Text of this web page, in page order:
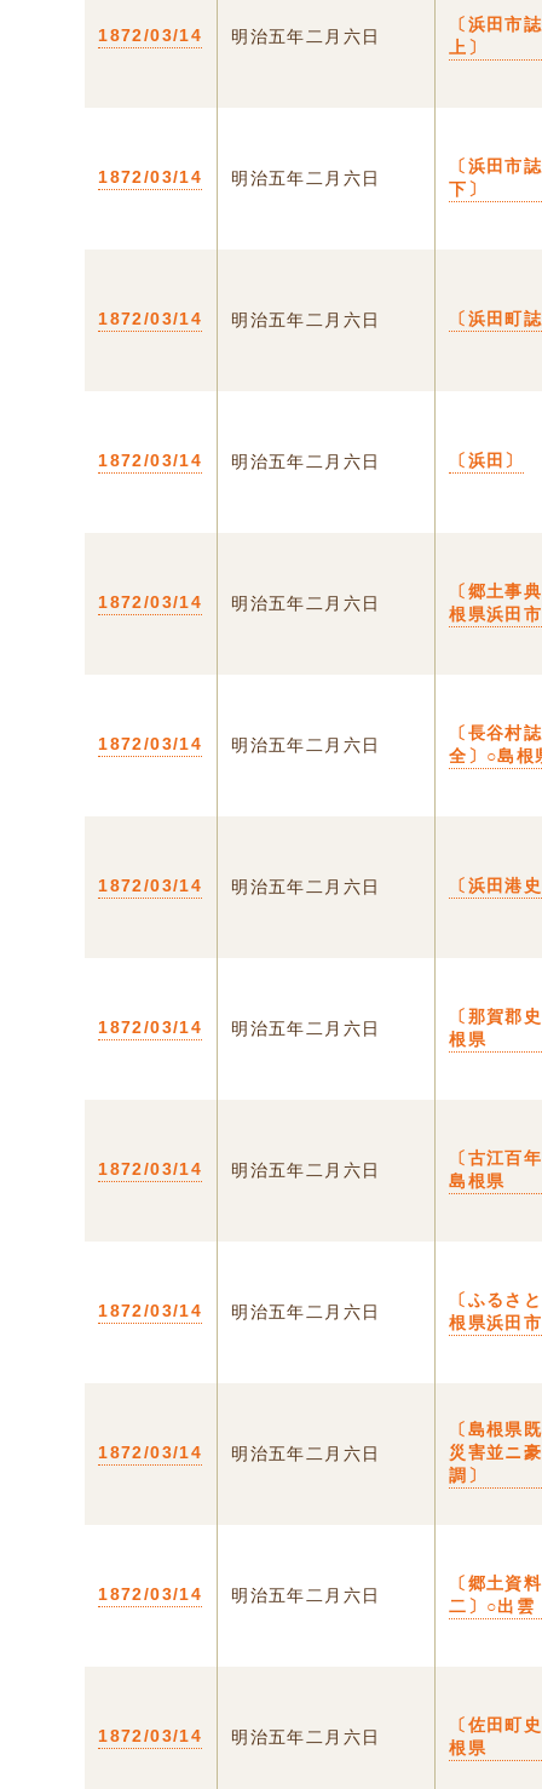
1872/03/14 明治五年二月六日
〔浜田
上〕
1872/03/14 明治五年二月六日
〔浜田
下〕
1872/03/14 明治五年二月六日 〔浜田町
1872/03/14 明治五年二月六日 〔浜田〕
1872/03/14 明治五年二月六日
〔郷土事
根県浜田市
1872/03/14 明治五年二月六日
〔長谷
全〕○島根
1872/03/14 明治五年二月六日 〔浜田港
1872/03/14 明治五年二月六日
〔那賀郡
根県
1872/03/14 明治五年二月六日
〔古江百
島根県
1872/03/14 明治五年二月六日
〔ふるさ
根県浜田市
1872/03/14 明治五年二月六日
〔島根県
災害並ニ
調〕
1872/03/14 明治五年二月六日
〔郷土
二〕○出雲
1872/03/14 明治五年二月六日
〔佐田町
根県